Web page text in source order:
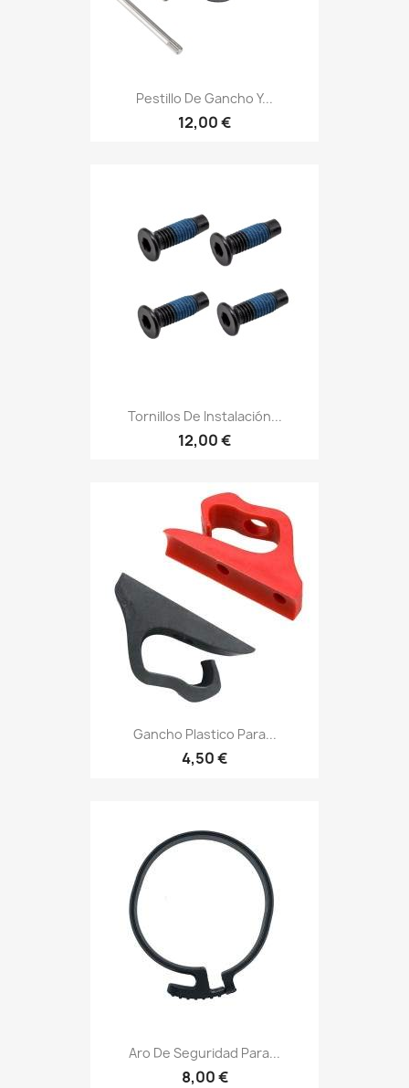
Pestillo De Gancho Y...
12,00 €
Tornillos De Instalación...
12,00 €
Gancho Plastico Para...
4,50 €
Aro De Seguridad Para...
8,00 €